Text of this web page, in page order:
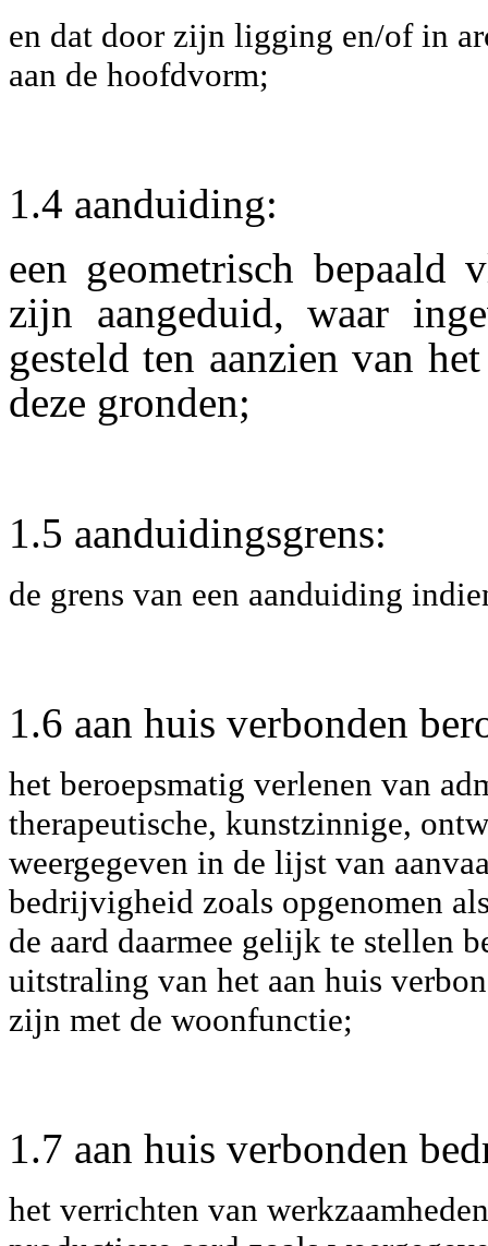
en dat door zijn ligging en/of in
aan de hoofdvorm;
1.4 aanduiding:
een geometrisch bepaald
zijn aangeduid, waar
gesteld ten aanzien van
deze gronden;
1.5 aanduidingsgrens:
de grens van een aanduiding
1.6 aan huis verbonden
het beroepsmatig verlenen van
therapeutische, kunstzinnige,
weergegeven in de lijst van
bedrijvigheid zoals opgenomen
de aard daarmee gelijk te stellen
uitstraling van het aan huis
zijn met de woonfunctie;
1.7 aan huis verbonden
het verrichten van